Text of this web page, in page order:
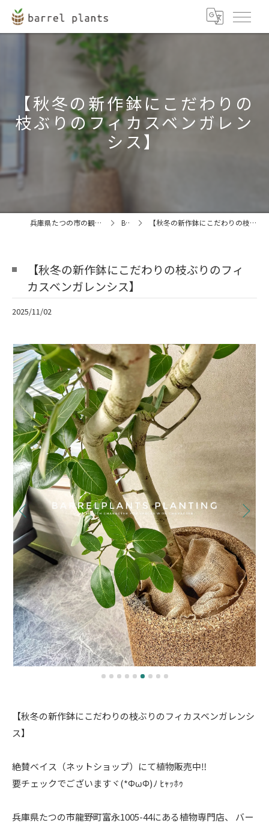
【秋冬の新作鉢にこだわりの
枝ぶりのフィカスベンガレン
シス】
兵庫県たつの市の観葉植物ならbarrel plants BLOG 【秋冬の新作鉢にこだわりの枝ぶりのフィカスベンガレンシス】
【秋冬の新作鉢にこだわりの枝ぶりのフィ
カスベンガレンシス】
2025/11/02
【秋冬の新作鉢にこだわりの枝ぶりのフィカスベンガレンシ
ス】
絶賛ベイス（ネットショップ）にて植物販売中‼️
要チェックでございますヾ(*ΦωΦ)ﾉ ﾋｬｯﾎｩ
兵庫県たつの市龍野町富永1005-44にある植物専門店、 バー